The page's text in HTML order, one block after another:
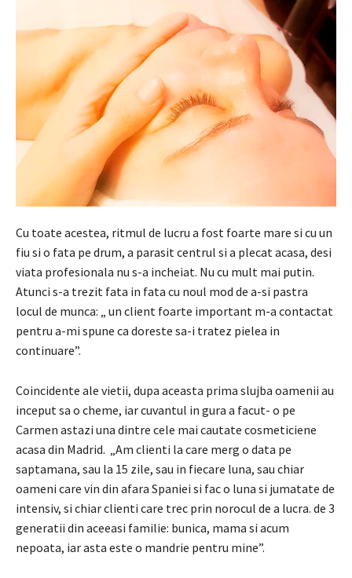
Cu toate acestea, ritmul de lucru a fost foarte mare si cu un
fiu si o fata pe drum, a parasit centrul si a plecat acasa, desi
viata profesionala nu s-a incheiat. Nu cu mult mai putin.
Atunci s-a trezit fata in fata cu noul mod de a-si pastra
locul de munca: „ un client foarte important m-a contactat
pentru a-mi spune ca doreste sa-i tratez pielea in
continuare”.
Coincidente ale vietii, dupa aceasta prima slujba oamenii au
inceput sa o cheme, iar cuvantul in gura a facut- o pe
Carmen astazi una dintre cele mai cautate cosmeticiene
acasa din Madrid.
„Am clienti la care merg o data pe
saptamana, sau la 15 zile, sau in fiecare luna, sau chiar
oameni care vin din afara Spaniei si fac o luna si jumatate de
intensiv, si chiar clienti care trec prin norocul de a lucra. de 3
generatii din aceeasi familie: bunica, mama si acum
nepoata, iar asta este o mandrie pentru mine”.